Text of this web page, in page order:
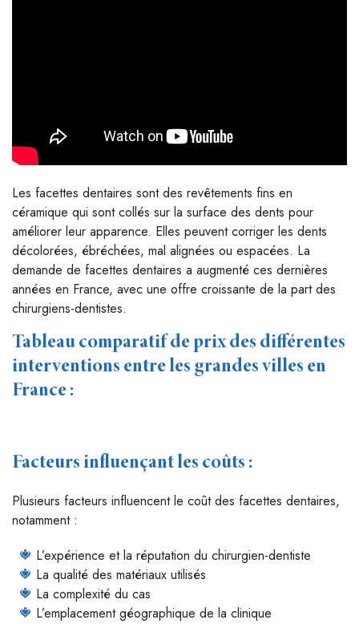
Les facettes dentaires sont des revêtements fins en
céramique qui sont collés sur la surface des dents pour
améliorer leur apparence. Elles peuvent corriger les dents
décolorées, ébréchées, mal alignées ou espacées. La
demande de facettes dentaires a augmenté ces dernières
années en France, avec une offre croissante de la part des
chirurgiens-dentistes.
Tableau comparatif de prix des différentes
interventions entre les grandes villes en
France :
Facteurs influençant les coûts :
Plusieurs facteurs influencent le coût des facettes dentaires,
notamment :
L’expérience et la réputation du chirurgien-dentiste
La qualité des matériaux utilisés
La complexité du cas
L’emplacement géographique de la clinique